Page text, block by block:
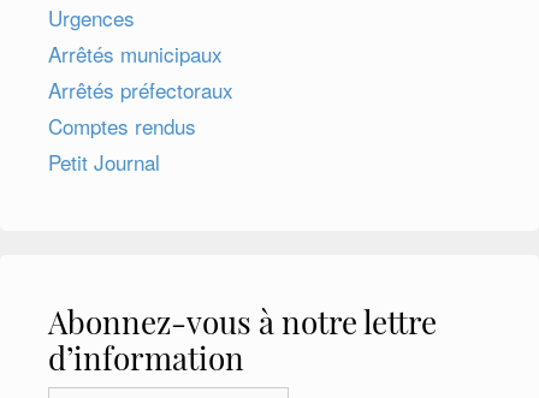
Urgences
Arrêtés municipaux
Arrêtés préfectoraux
Comptes rendus
Petit Journal
Abonnez-vous à notre lettre
d’information